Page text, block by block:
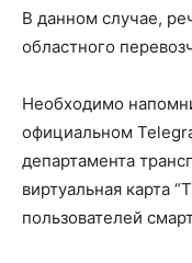
В данном случае,
областного
Необходимо
официальном
департамента
виртуальная карта
пользователей